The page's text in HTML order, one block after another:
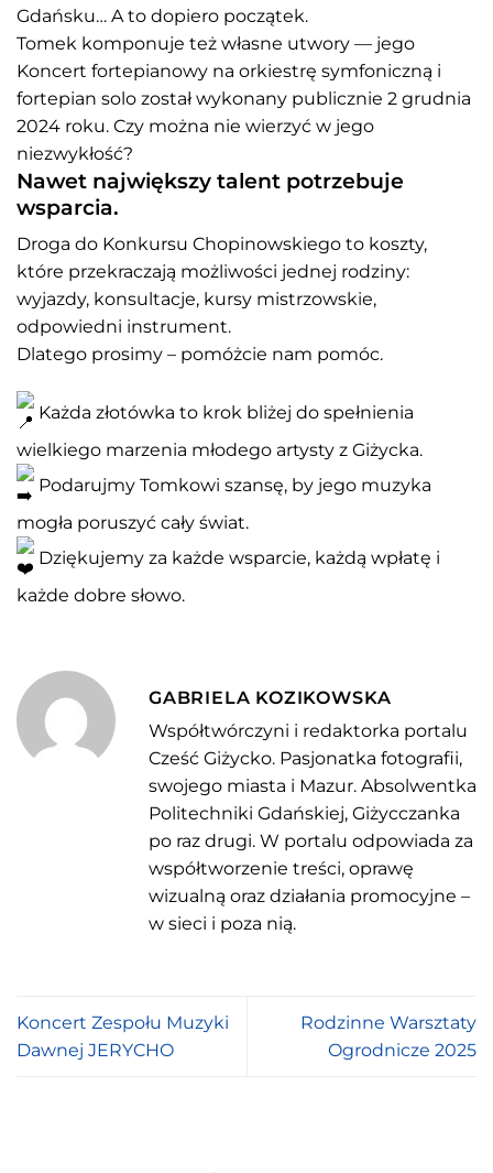
Gdańsku… A to dopiero początek.
Tomek komponuje też własne utwory — jego
Koncert fortepianowy na orkiestrę symfoniczną i
fortepian solo został wykonany publicznie 2 grudnia
2024 roku. Czy można nie wierzyć w jego
niezwykłość?
Nawet największy talent potrzebuje
wsparcia.
Droga do Konkursu Chopinowskiego to koszty,
które przekraczają możliwości jednej rodziny:
wyjazdy, konsultacje, kursy mistrzowskie,
odpowiedni instrument.
Dlatego prosimy – pomóżcie nam pomóc.
Każda złotówka to krok bliżej do spełnienia
wielkiego marzenia młodego artysty z Giżycka.
Podarujmy Tomkowi szansę, by jego muzyka
mogła poruszyć cały świat.
Dziękujemy za każde wsparcie, każdą wpłatę i
każde dobre słowo.
GABRIELA KOZIKOWSKA
Współtwórczyni i redaktorka portalu
Cześć Giżycko. Pasjonatka fotografii,
swojego miasta i Mazur. Absolwentka
Politechniki Gdańskiej, Giżycczanka
po raz drugi. W portalu odpowiada za
współtworzenie treści, oprawę
wizualną oraz działania promocyjne –
w sieci i poza nią.
Koncert Zespołu Muzyki
Dawnej JERYCHO
Rodzinne Warsztaty
Ogrodnicze 2025